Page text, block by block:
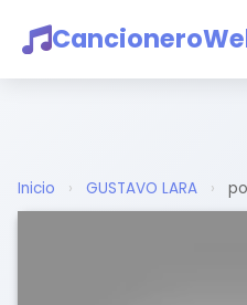
Inicio › GUSTAVO LARA ›